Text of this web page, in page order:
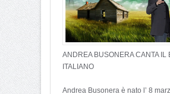
ANDREA BUSONERA CANTA IL
ITALIANO
Andrea Busonera è nato l’ 8